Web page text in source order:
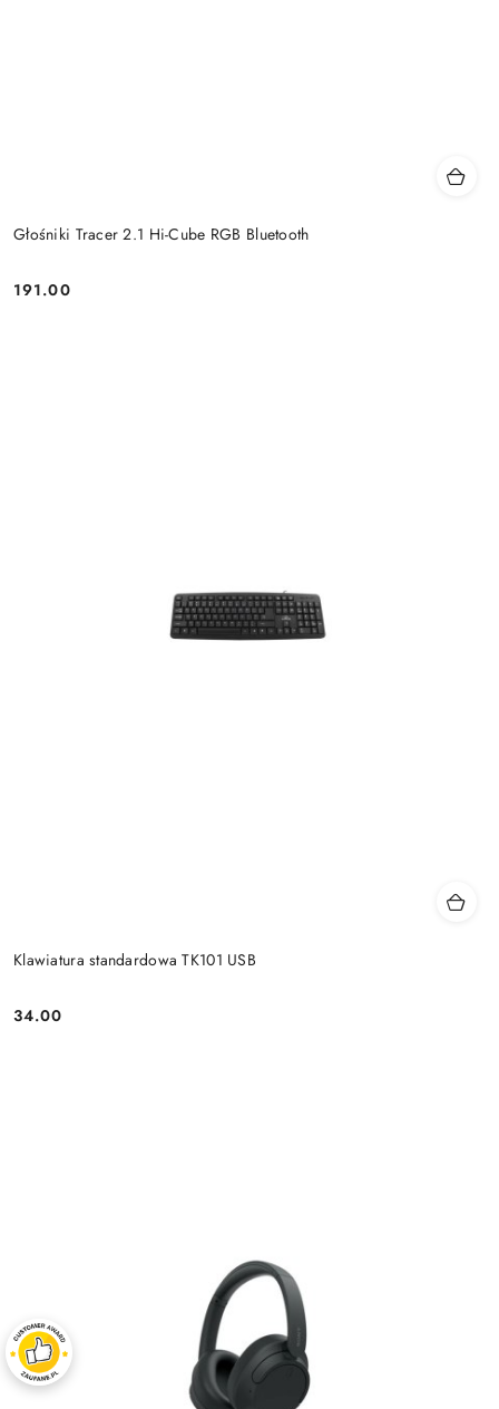
Głośniki Tracer 2.1 Hi-Cube RGB Bluetooth
Price:
191.00
Klawiatura standardowa TK101 USB
Price:
34.00